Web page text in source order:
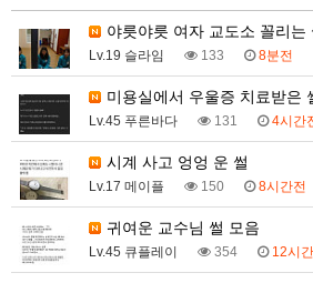
야릇야릇 여자 교도소 꼴리는
Lv.19 슬라임 133 8분전
미용실에서 우울증 치료받은
Lv.45 푸른바다 131 4시간
시계 사고 엉엉 운 썰
Lv.17 메이플 150 8시간전
귀여운 교수님 썰 모음
Lv.45 큐플레이 354 12시